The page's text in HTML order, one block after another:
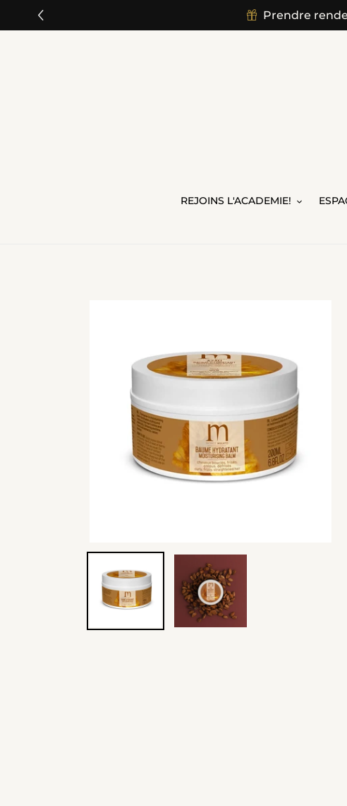
Prendre
REJOINS L'ACADEMIE!